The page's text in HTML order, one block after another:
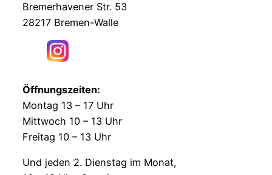
Bremerhavener Str. 53
28217 Bremen-Walle
Öffnungszeiten:
Montag 13 – 17 Uhr
Mittwoch 10 – 13 Uhr
Freitag 10 – 13 Uhr
Und jeden 2. Dienstag im Monat,